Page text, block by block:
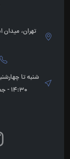
14:30 - جمعه و روزهای تعطیل فروشگاه تعطیل می باشد.